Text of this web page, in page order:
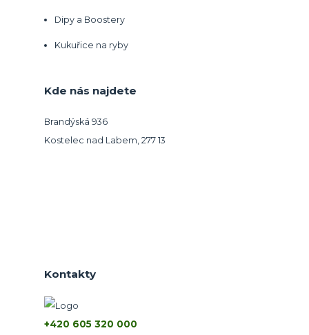
Dipy a Boostery
Kukuřice na ryby
Kde nás najdete
Brandýská 936
Kostelec nad Labem, 277 13
Kontakty
+420 605 320 000